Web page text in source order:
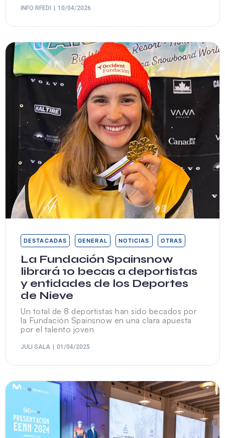
INFO RFEDI 10/04/2026
DESTACADAS GENERAL NOTICIAS OTRAS
La Fundación Spainsnow
librará 10 becas a deportistas
y entidades de los Deportes
de Nieve
Un total de 8 deportistas han sido becados por
la Fundación Spainsnow en una clara apuesta
por el talento joven
JULI SALA 01/04/2025